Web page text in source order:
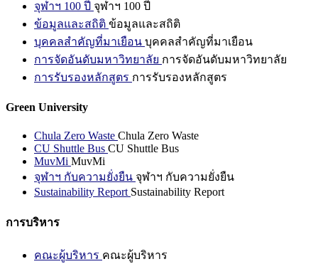
จุฬาฯ 100 ปี จุฬาฯ 100 ปี
ข้อมูลและสถิติ ข้อมูลและสถิติ
บุคคลสำคัญที่มาเยือน บุคคลสำคัญที่มาเยือน
การจัดอันดับมหาวิทยาลัย การจัดอันดับมหาวิทยาลัย
การรับรองหลักสูตร การรับรองหลักสูตร
Green University
Chula Zero Waste Chula Zero Waste
CU Shuttle Bus CU Shuttle Bus
MuvMi MuvMi
จุฬาฯ กับความยั่งยืน จุฬาฯ กับความยั่งยืน
Sustainability Report Sustainability Report
การบริหาร
คณะผู้บริหาร คณะผู้บริหาร